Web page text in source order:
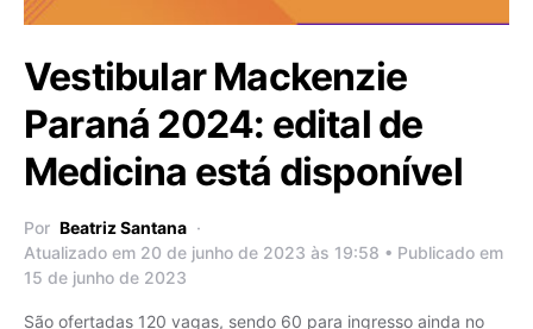
Vestibular Mackenzie
Paraná 2024: edital de
Medicina está disponível
Por Beatriz Santana
Atualizado em 20 de junho de 2023 às 19:58 • Publicado em
15 de junho de 2023
São ofertadas 120 vagas, sendo 60 para ingresso ainda no